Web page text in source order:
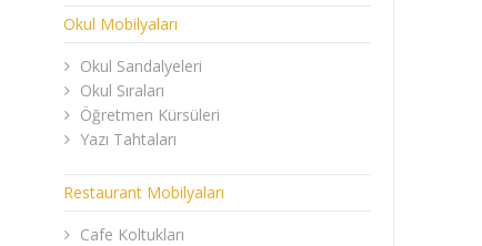
Okul Mobilyaları
Okul Sandalyeleri
Okul Sıraları
Öğretmen Kürsüleri
Yazı Tahtaları
Restaurant Mobilyaları
Cafe Koltukları